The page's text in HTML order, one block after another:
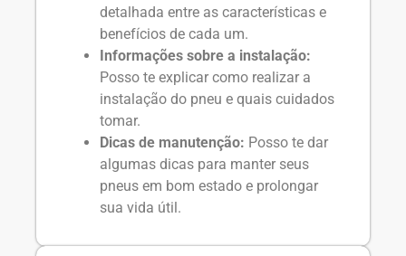
detalhada entre as características e
benefícios de cada um.
Informações sobre a instalação:
Posso te explicar como realizar a
instalação do pneu e quais cuidados
tomar.
Dicas de manutenção: Posso te dar
algumas dicas para manter seus
pneus em bom estado e prolongar
sua vida útil.